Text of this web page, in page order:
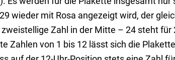
wieder mit Rosa angezeigt wird, der
Zahl in der Mitte – 24 steht für
Zahlen von 1 bis 12 lässt sich die